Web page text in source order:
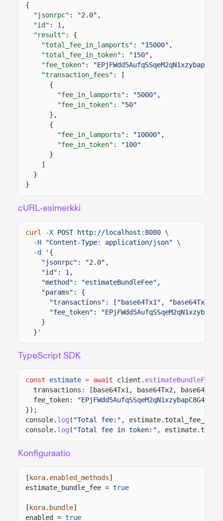
{
"jsonrpc" : "2.0" ,
"id" : 1 ,
"result" : {
"total_fee_in_lamports" : "15000" ,
"total_fee_in_token" : "150" ,
"fee_token" :
"transaction_fees" : [
{
"fee_in_lamports" : "5000" ,
"fee_in_token" :
"50"
},
{
"fee_in_lamports" : "10000" ,
"fee_in_token" :
"100"
}
]
}
}
cURL-esimerkki
curl -X POST http://localhost:8080 \
-H
"Content-Type: application/json" \
-d
'{
"jsonrpc": "2.0",
"id": 1,
"method": "estimateBundleFee",
"params": {
"transactions": ["base64Tx1", "base64Tx2"],
"fee_token":
}
}'
TypeScript SDK
const estimate = await client. estimateBundleFee
transactions: [base64Tx1, base64Tx2,
fee_token:
});
console. log ( "Total fee:" ,
console. log ( "Total fee in token:" ,
Konfiguraatio
[ kora. enabled_methods]
estimate_bundle_fee = true
[ kora. bundle]
enabled = true